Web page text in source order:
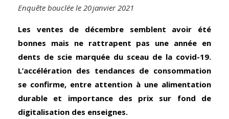
Enquête bouclée le 20 janvier 2021
Les ventes de décembre semblent avoir été
bonnes mais ne rattrapent pas une année en
dents de scie marquée du sceau de la covid-19.
L’accélération des tendances de consommation
se confirme, entre attention à une alimentation
durable et importance des prix sur fond de
digitalisation des enseignes.